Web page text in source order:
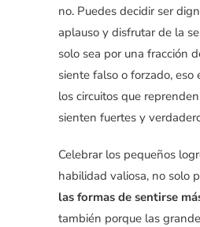
no. Puedes decidir ser
aplauso y disfrutar de la
solo sea por una fracción
siente falso o forzado, eso
los circuitos que
sienten fuertes y
Celebrar los pequeños
habilidad valiosa, no solo
las formas de sentirse
también porque las